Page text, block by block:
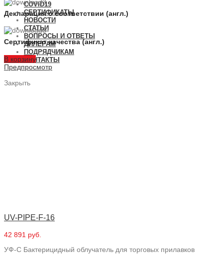
COVID19
СЕРТИФИКАТЫ
НОВОСТИ
СТАТЬИ
ВОПРОСЫ И ОТВЕТЫ
ДИЛЕРАМ
ПОДРЯДЧИКАМ
КОНТАКТЫ
Декларация о соответствии (англ.)
Сертификат качества (англ.)
В корзину
Предпросмотр
Закрыть
UV-PIPE-F-16
42 891 руб.
УФ-С Бактерицидный облучатель для торговых прилавков